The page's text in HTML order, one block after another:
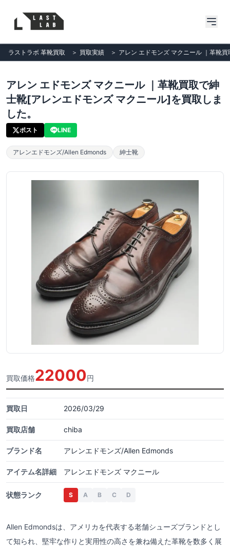
ラストラボ 革靴買取 ＞ 買取実績 ＞ アレン エドモンズ マクニール ｜革靴
アレン エドモンズ マクニール ｜革靴買取で紳
士靴[アレンエドモンズ マクニール]を買取しま
した。
ポスト LINE
アレンエドモンズ/Allen Edmonds 紳士靴
買取価格22000円
買取日 2026/03/29
買取店舗 chiba
ブランド名 アレンエドモンズ/Allen Edmonds
アイテム名詳細 アレンエドモンズ マクニール
状態ランク S A B C D
Allen Edmondsは、アメリカを代表する老舗シューズブランドとし
て知られ、堅牢な作りと実用性の高さを兼ね備えた革靴を数多く展